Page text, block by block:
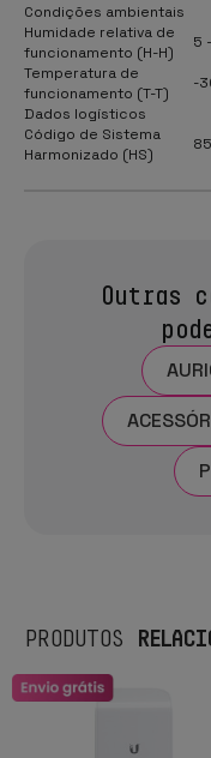
Condições ambientais
Humidade relativa de
funcionamento (H-H)
5
Temperatura de
funcionamento (T-T)
-
Dados logísticos
Código de Sistema
Harmonizado (HS)
Outras
PRODUTOS